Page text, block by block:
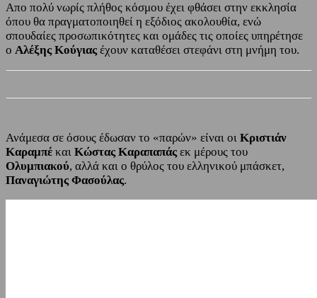
Απο πολύ νωρίς πλήθος κόσμου έχει φθάσει στην εκκλησία
όπου θα πραγματοποιηθεί η εξόδιος ακολουθία, ενώ
σπουδαίες προσωπικότητες και ομάδες τις οποίες υπηρέτησε
ο Αλέξης Κούγιας έχουν καταθέσει στεφάνι στη μνήμη του.
Ανάμεσα σε όσους έδωσαν το «παρών» είναι οι Κριστιάν
Καραμπέ και Κώστας Καραπαπάς εκ μέρους του
Ολυμπιακού, αλλά και ο θρύλος του ελληνικού μπάσκετ,
Παναγιώτης Φασούλας.